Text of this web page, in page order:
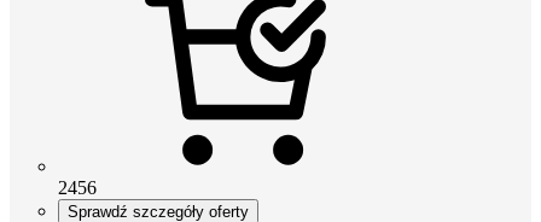
2456
Sprawdź szczegóły oferty